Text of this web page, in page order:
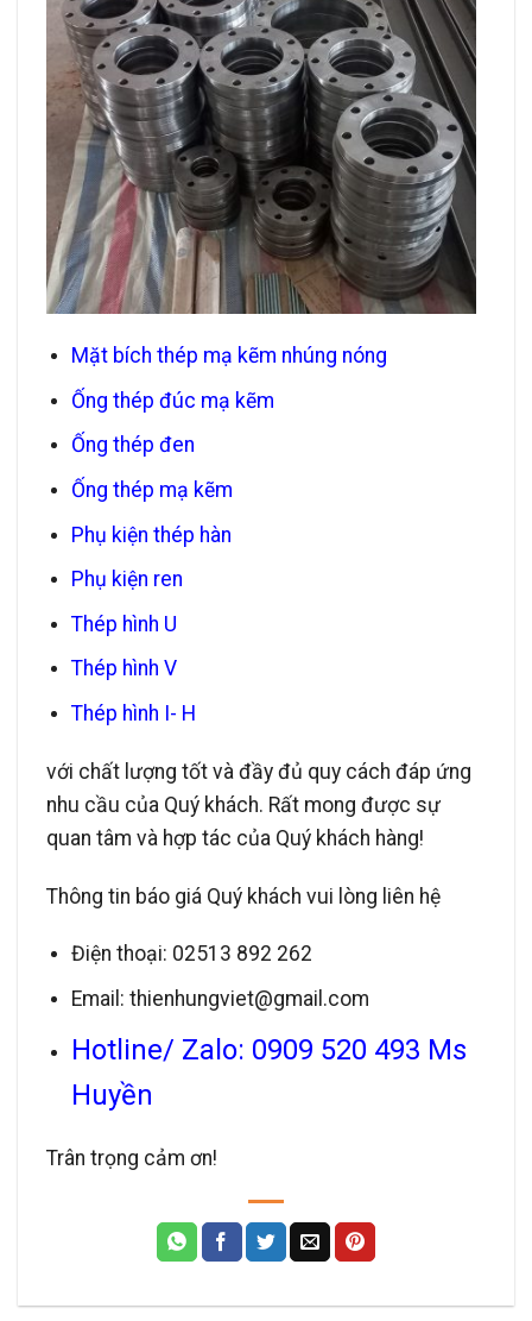
Mặt bích thép mạ kẽm nhúng nóng
Ống thép đúc mạ kẽm
Ống thép đen
Ống thép mạ kẽm
Phụ kiện thép hàn
Phụ kiện ren
Thép hình U
Thép hình V
Thép hình I- H
với chất lượng tốt và đầy đủ quy cách đáp ứng
nhu cầu của Quý khách. Rất mong được sự
quan tâm và hợp tác của Quý khách hàng!
Thông tin báo giá Quý khách vui lòng liên hệ
Điện thoại: 02513 892 262
Email: thienhungviet@gmail.com
Hotline/ Zalo: 0909 520 493 Ms
Huyền
Trân trọng cảm ơn!